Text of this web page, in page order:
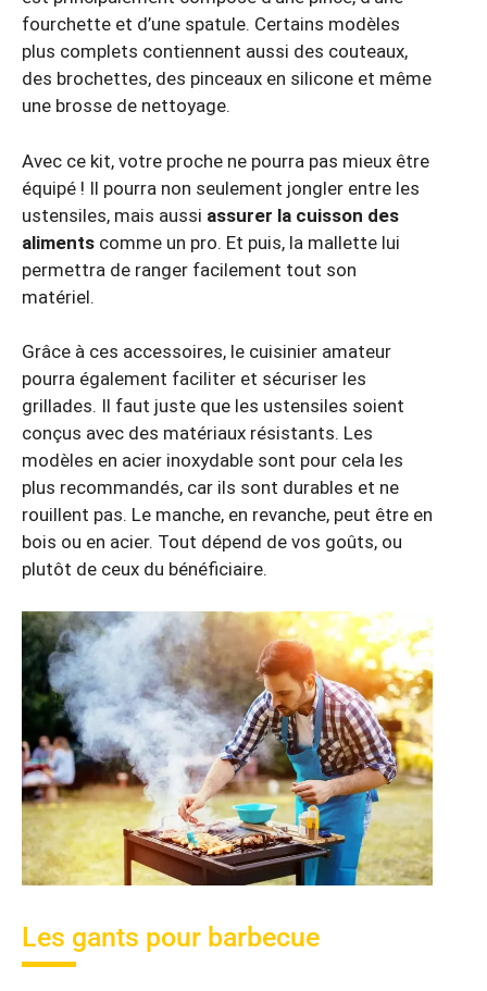
fourchette et d’une spatule. Certains modèles
plus complets contiennent aussi des couteaux,
des brochettes, des pinceaux en silicone et même
une brosse de nettoyage.
Avec ce kit, votre proche ne pourra pas mieux être
équipé ! Il pourra non seulement jongler entre les
ustensiles, mais aussi assurer la cuisson des
aliments comme un pro. Et puis, la mallette lui
permettra de ranger facilement tout son
matériel.
Grâce à ces accessoires, le cuisinier amateur
pourra également faciliter et sécuriser les
grillades. Il faut juste que les ustensiles soient
conçus avec des matériaux résistants. Les
modèles en acier inoxydable sont pour cela les
plus recommandés, car ils sont durables et ne
rouillent pas. Le manche, en revanche, peut être en
bois ou en acier. Tout dépend de vos goûts, ou
plutôt de ceux du bénéficiaire.
Les gants pour barbecue